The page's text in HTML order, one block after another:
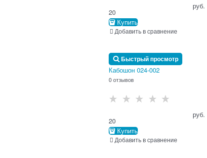
20
                                      руб.
Купить
Добавить в сравнение
Быстрый просмотр
Кабошон 024-002
0 отзывов
20
                                      руб.
Купить
Добавить в сравнение